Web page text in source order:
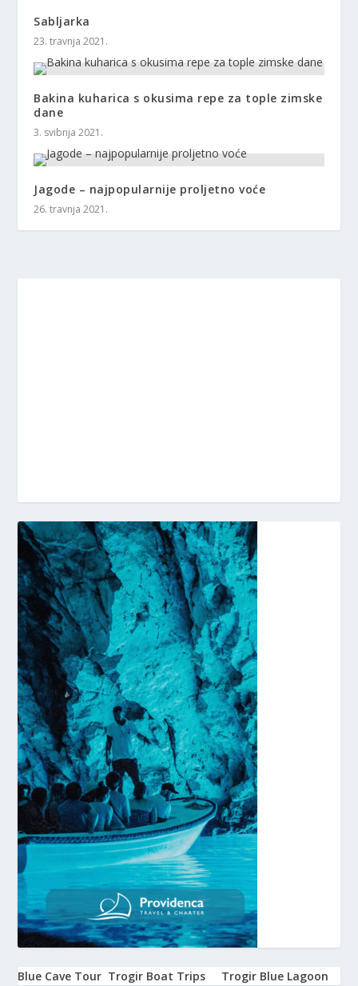
Sabljarka
23. travnja 2021.
Bakina kuharica s okusima repe za tople zimske
dane
3. svibnja 2021.
Jagode – najpopularnije proljetno voće
26. travnja 2021.
Blue Cave Tour Trogir Boat Trips Trogir Blue Lagoon